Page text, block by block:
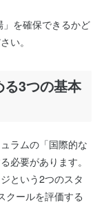
を確保できるかど
い。
3つの基本
ラムの「国際的な
必要があります。
という2つのスタ
クールを評価する